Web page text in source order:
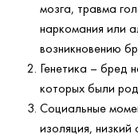
мозга, травма
наркомания или
возникновению
Генетика – бред
которых были
Социальные
изоляция, низкий